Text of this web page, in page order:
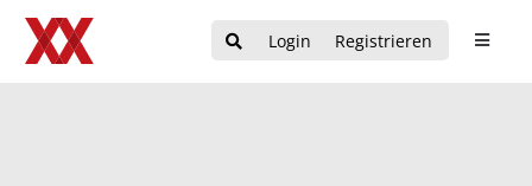
Login Registrieren